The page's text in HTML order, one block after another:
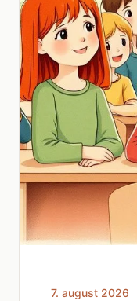
7. august 2026